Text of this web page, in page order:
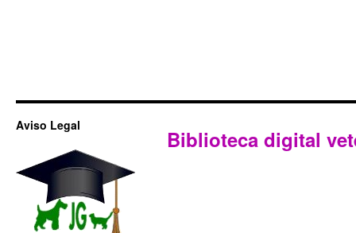
Aviso Legal
Biblioteca digital